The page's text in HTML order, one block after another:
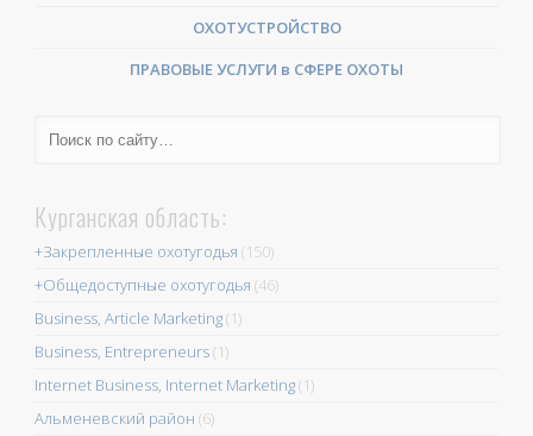
ОХОТУСТРОЙСТВО
ПРАВОВЫЕ УСЛУГИ в СФЕРЕ ОХОТЫ
Курганская область:
+Закрепленные охотугодья (150)
+Общедоступные охотугодья (46)
Business, Article Marketing(1)
Business, Entrepreneurs(1)
Internet Business, Internet Marketing(1)
Альменевский район (6)